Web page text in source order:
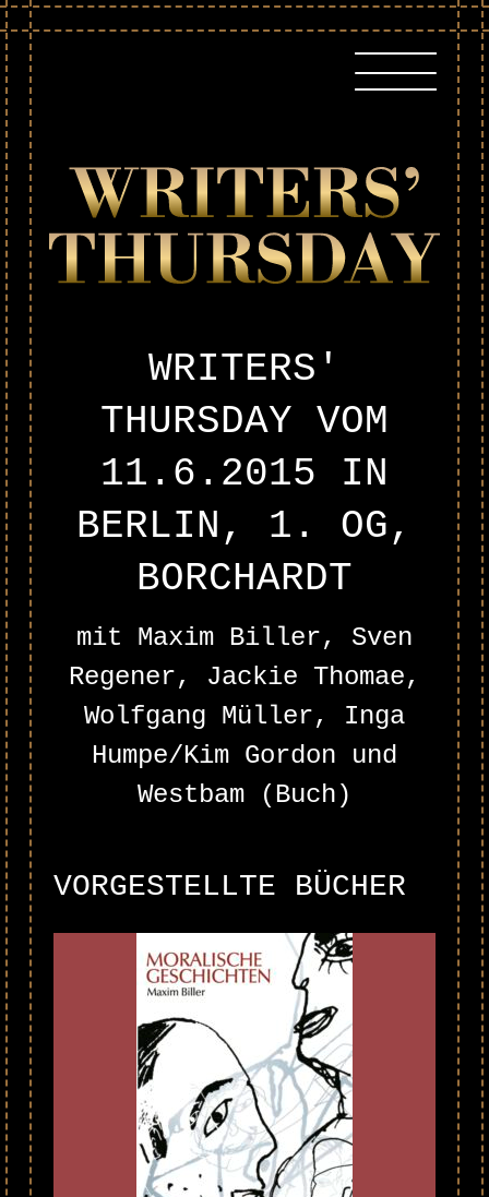
Skip
to
content
WRITERS'
THURSDAY VOM
11.6.2015 IN
BERLIN, 1. OG,
BORCHARDT
mit Maxim Biller, Sven
Regener, Jackie Thomae,
Wolfgang Müller, Inga
Humpe/Kim Gordon und
Westbam (Buch)
VORGESTELLTE BÜCHER